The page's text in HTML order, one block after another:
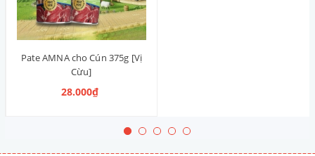
Pate AMNA cho Cún 375g [Vị
Cừu]
28.000₫